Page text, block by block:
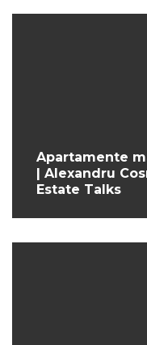
Apartamente
| Alexandru
Estate Talks